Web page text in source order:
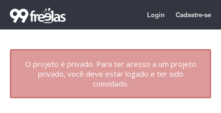
Login Cadastre-se
O projeto é privado. Para ter acesso a um projeto
privado, você deve estar logado e ter sido
convidado.